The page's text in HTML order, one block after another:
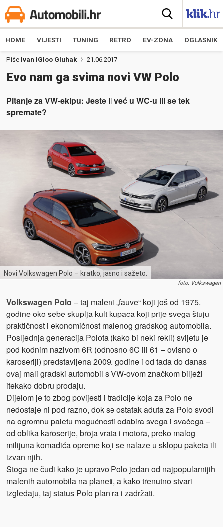
HOME VIJESTI TUNING RETRO EV-ZONA OGLASNIK
Piše Ivan IGloo Gluhak 21.06.2017
Evo nam ga svima novi VW Polo
Pitanje za VW-ekipu: Jeste li već u WC-u ili se tek
spremate?
Novi Volkswagen Polo – kratko, jasno i sažeto.
foto: Volkswagen
Volkswagen Polo – taj maleni „fauve“ koji još od 1975.
godine oko sebe skuplja kult kupaca koji prije svega štuju
praktičnost i ekonomičnost malenog gradskog automobila.
Posljednja generacija Polota (kako bi neki rekli) svijetu je
pod kodnim nazivom 6R (odnosno 6C ili 61 – ovisno o
karoseriji) predstavljena 2009. godine i od tada do danas
ovaj mali gradski automobil s VW-ovom značkom bilježi
itekako dobru prodaju.
Dijelom je to zbog povijesti i tradicije koja za Polo ne
nedostaje ni pod razno, dok se ostatak aduta za Polo svodi
na ogromnu paletu mogućnosti odabira svega i svačega –
od oblika karoserije, broja vrata i motora, preko malog
milijuna komadića opreme koji se nalaze u sklopu paketa ili
izvan njih.
Stoga ne čudi kako je upravo Polo jedan od najpopularnijih
malenih automobila na planeti, a kako trenutno stvari
izgledaju, taj status Polo planira i zadržati.